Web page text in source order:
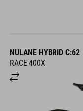
NULANE HYBRID C:62
RACE 400X